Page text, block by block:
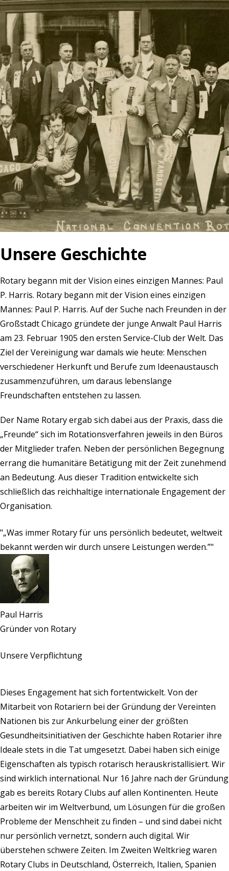
Unsere Geschichte
Rotary begann mit der Vision eines einzigen Mannes: Paul
P. Harris. Rotary begann mit der Vision eines einzigen
Mannes: Paul P. Harris. Auf der Suche nach Freunden in der
Großstadt Chicago gründete der junge Anwalt Paul Harris
am 23. Februar 1905 den ersten Service-Club der Welt. Das
Ziel der Vereinigung war damals wie heute: Menschen
verschiedener Herkunft und Berufe zum Ideenaustausch
zusammenzuführen, um daraus lebenslange
Freundschaften entstehen zu lassen.
Der Name Rotary ergab sich dabei aus der Praxis, dass die
„Freunde“ sich im Rotationsverfahren jeweils in den Büros
der Mitglieder trafen. Neben der persönlichen Begegnung
errang die humanitäre Betätigung mit der Zeit zunehmend
an Bedeutung. Aus dieser Tradition entwickelte sich
schließlich das reichhaltige internationale Engagement der
Organisation.
„Was immer Rotary für uns persönlich bedeutet, weltweit
bekannt werden wir durch unsere Leistungen werden.”
Paul Harris
Gründer von Rotary
Unsere Verpflichtung
Dieses Engagement hat sich fortentwickelt. Von der
Mitarbeit von Rotariern bei der Gründung der Vereinten
Nationen bis zur Ankurbelung einer der größten
Gesundheitsinitiativen der Geschichte haben Rotarier ihre
Ideale stets in die Tat umgesetzt. Dabei haben sich einige
Eigenschaften als typisch rotarisch herauskristallisiert. Wir
sind wirklich international. Nur 16 Jahre nach der Gründung
gab es bereits Rotary Clubs auf allen Kontinenten. Heute
arbeiten wir im Weltverbund, um Lösungen für die großen
Probleme der Menschheit zu finden – und sind dabei nicht
nur persönlich vernetzt, sondern auch digital. Wir
überstehen schwere Zeiten. Im Zweiten Weltkrieg waren
Rotary Clubs in Deutschland, Österreich, Italien, Spanien